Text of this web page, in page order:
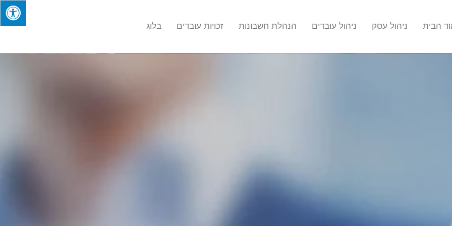
הבית ניהול עסק ניהול עובדים הנהלת חשבונות זכויות עובדים בלוג